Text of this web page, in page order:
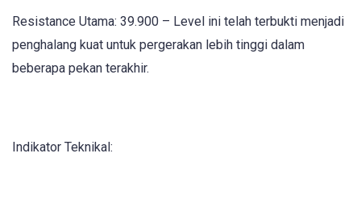
Resistance Utama: 39.900 – Level ini telah terbukti menjadi
penghalang kuat untuk pergerakan lebih tinggi dalam
beberapa pekan terakhir.
Indikator Teknikal: